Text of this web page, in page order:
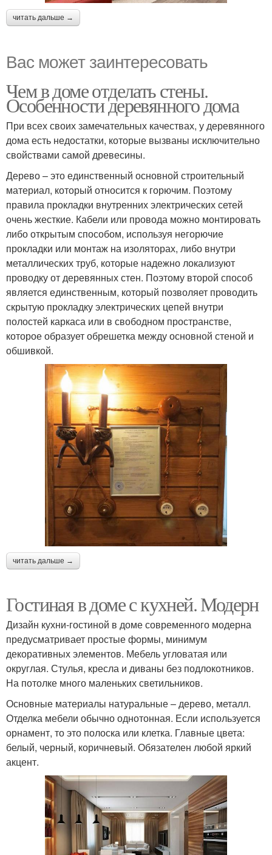
читать дальше →
Вас может заинтересовать
Чем в доме отделать стены.
Особенности деревянного дома
При всех своих замечательных качествах, у деревянного
дома есть недостатки, которые вызваны исключительно
свойствами самой древесины.
Дерево – это единственный основной строительный
материал, который относится к горючим. Поэтому
правила прокладки внутренних электрических сетей
очень жесткие. Кабели или провода можно монтировать
либо открытым способом, используя негорючие
прокладки или монтаж на изоляторах, либо внутри
металлических труб, которые надежно локализуют
проводку от деревянных стен. Поэтому второй способ
является единственным, который позволяет проводить
скрытую прокладку электрических цепей внутри
полостей каркаса или в свободном пространстве,
которое образует обрешетка между основной стеной и
обшивкой.
читать дальше →
Гостиная в доме с кухней. Модерн
Дизайн кухни-гостиной в доме современного модерна
предусматривает простые формы, минимум
декоративных элементов. Мебель угловатая или
округлая. Стулья, кресла и диваны без подлокотников.
На потолке много маленьких светильников.
Основные материалы натуральные – дерево, металл.
Отделка мебели обычно однотонная. Если используется
орнамент, то это полоска или клетка. Главные цвета:
белый, черный, коричневый. Обязателен любой яркий
акцент.